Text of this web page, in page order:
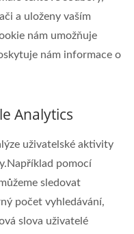
a uloženy vaším
nám umožňuje
nám informace o
Analytics
uživatelské aktivity
pomocí
sledovat
počet vyhledávání,
slova uživatelé